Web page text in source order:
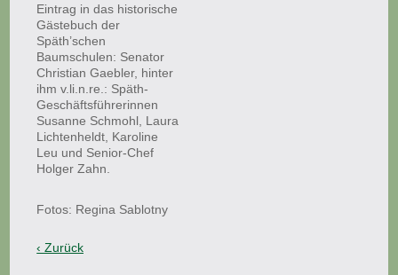
Eintrag in das historische
Gästebuch der
Späth’schen
Baumschulen: Senator
Christian Gaebler, hinter
ihm v.li.n.re.: Späth-
Geschäftsführerinnen
Susanne Schmohl, Laura
Lichtenheldt, Karoline
Leu und Senior-Chef
Holger Zahn.
Fotos: Regina Sablotny